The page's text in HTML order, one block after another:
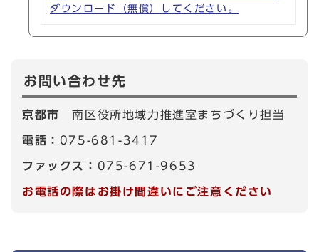
ダウンロード（無償）してください。
お問い合わせ先
京都市南区役所地域力推進室まちづくり担当
電話： 075-681-3417
ファックス： 075-671-9653
お電話の際はお掛け間違いにご注意ください